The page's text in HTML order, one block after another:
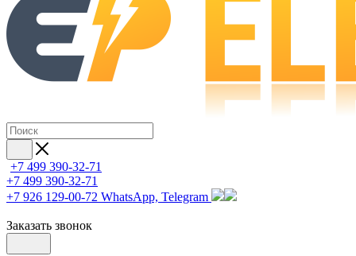
+7 499 390-32-71
+7 499 390-32-71
+7 926 129-00-72 WhatsApp, Telegram
Заказать звонок